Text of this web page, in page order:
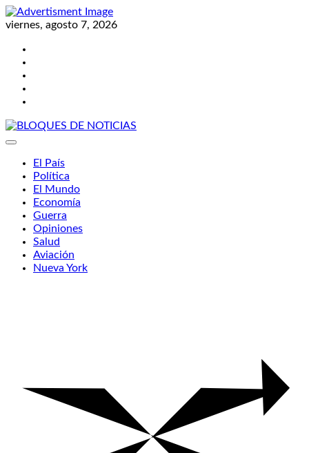
Skip
to
viernes, agosto 7, 2026
El País
Política
El Mundo
Economía
Guerra
Opiniones
Salud
Aviación
Nueva York